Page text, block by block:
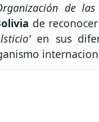
de
de
en sus